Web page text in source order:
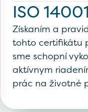
ISO
Získaním a
tohto certifikátu
sme schopní
aktívnym
prác na životné